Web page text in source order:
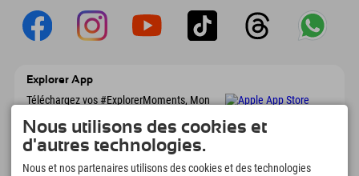
Explorer App
Téléchargez vos #ExplorerMoments, Mon
réservations, liste de choses à faire, aperçu
des restaurants et bien plus encore.
Téléchargez-le maintenant !
Nous utilisons des cookies et
d'autres technologies.
Nous et nos partenaires utilisons des cookies et des technologies